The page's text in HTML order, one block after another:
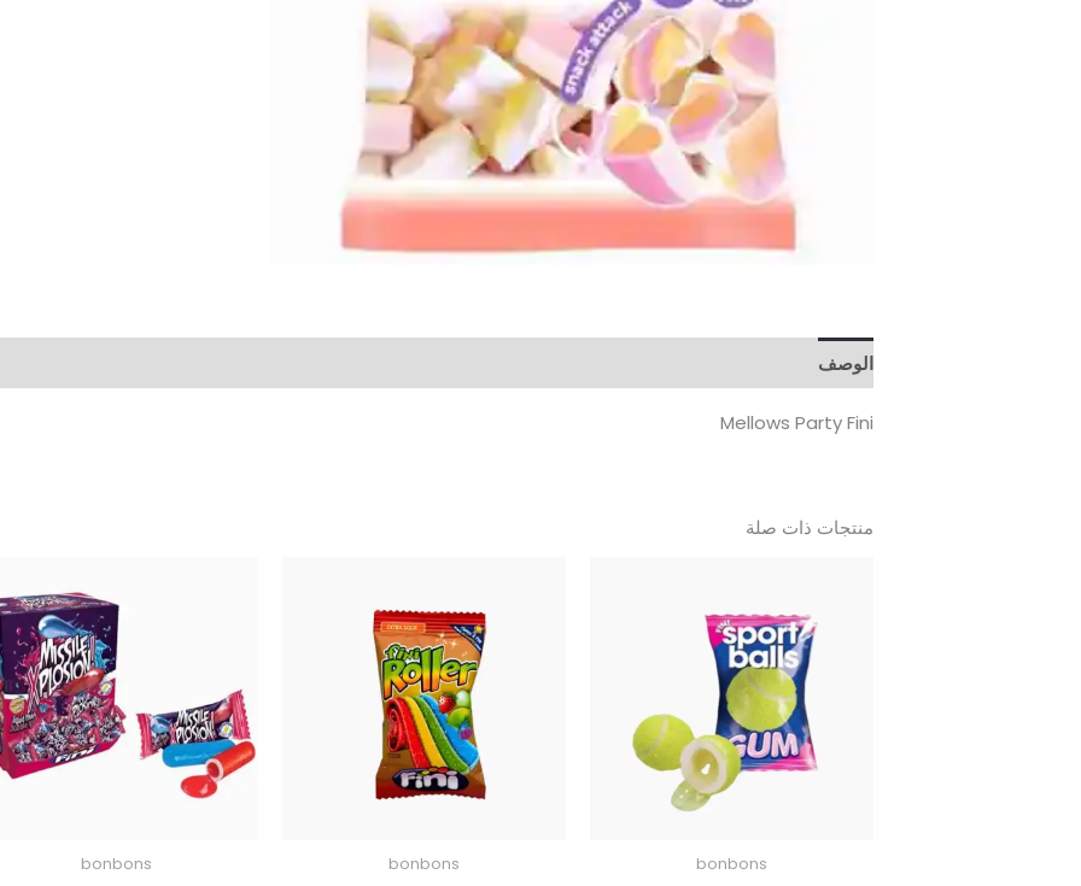
الوصف
Mellows Party Fini
منتجات ذات صلة
bonbons
bonbons
bonbons